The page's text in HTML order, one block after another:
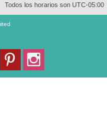
Todos los horarios son UTC-05:00